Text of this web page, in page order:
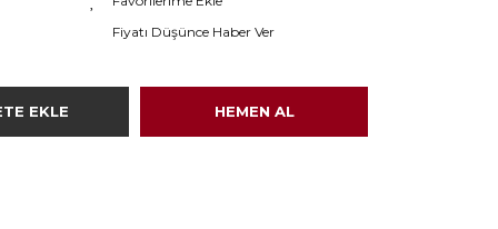
Fiyatı Düşünce Haber Ver
EKLE HEMEN AL